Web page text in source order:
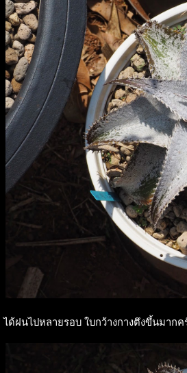
ได้ฝนไปหลายรอบ ใบกว้างกางตึงขึ้นมากค